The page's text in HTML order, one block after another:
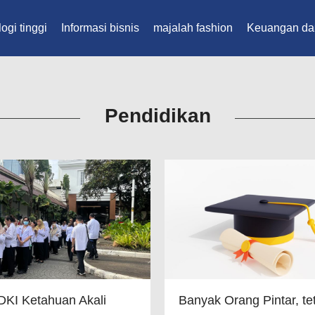
tinggi Informasi bisnis majalah fashion Keuangan
Pendidikan
Ketahuan Akali
Banyak Orang Pintar,